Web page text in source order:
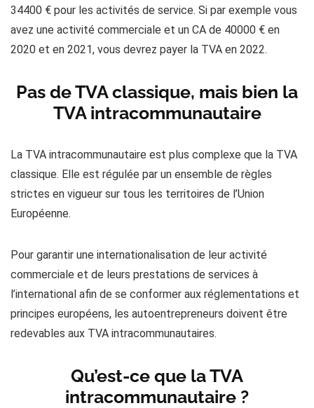
34400 € pour les activités de service. Si par exemple vous
avez une activité commerciale et un CA de 40000 € en
2020 et en 2021, vous devrez payer la TVA en 2022.
Pas de TVA classique, mais bien la
TVA intracommunautaire
La TVA intracommunautaire est plus complexe que la TVA
classique. Elle est régulée par un ensemble de règles
strictes en vigueur sur tous les territoires de l’Union
Européenne.
Pour garantir une internationalisation de leur activité
commerciale et de leurs prestations de services à
l’international afin de se conformer aux réglementations et
principes européens, les autoentrepreneurs doivent être
redevables aux TVA intracommunautaires.
Qu’est-ce que la TVA
intracommunautaire ?